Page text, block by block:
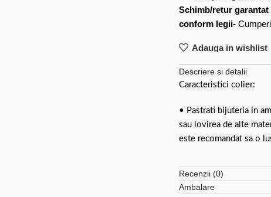
Schimb/retur garantat
conform legii-
Adauga in wishlist
Descriere si detalii
Caracteristici colier:
• Pastrati bijuteria in
sau lovirea de alte
este recomandat sa o
Recenzii (0)
Ambalare